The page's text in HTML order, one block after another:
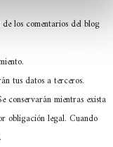
los comentarios del blog
tus datos a terceros.
conservarán mientras exista
obligación legal. Cuando